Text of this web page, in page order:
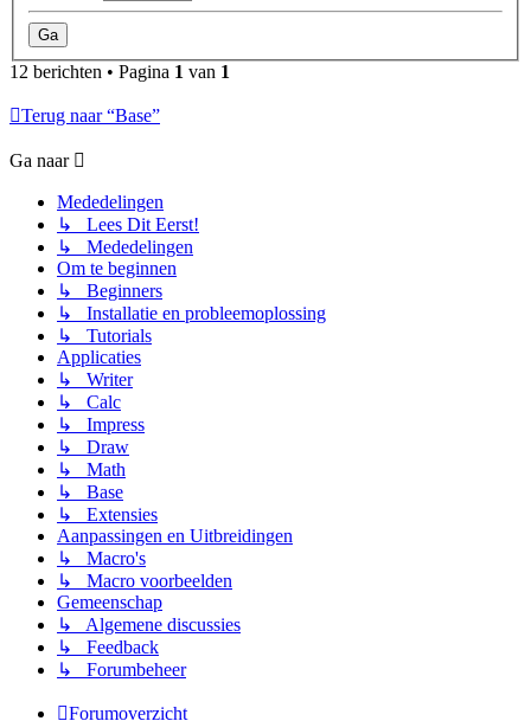
12 berichten • Pagina 1 van 1
Terug naar “Base”
Ga naar
Mededelingen
↳ Lees Dit Eerst!
↳ Mededelingen
Om te beginnen
↳ Beginners
↳ Installatie en probleemoplossing
↳ Tutorials
Applicaties
↳ Writer
↳ Calc
↳ Impress
↳ Draw
↳ Math
↳ Base
↳ Extensies
Aanpassingen en Uitbreidingen
↳ Macro's
↳ Macro voorbeelden
Gemeenschap
↳ Algemene discussies
↳ Feedback
↳ Forumbeheer
Forumoverzicht